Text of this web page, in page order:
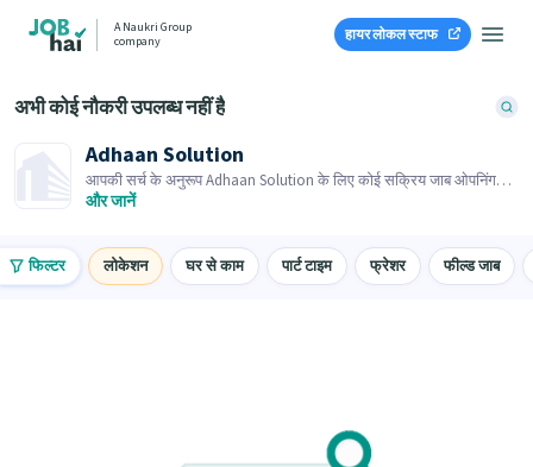
A Naukri Group
company
हायर लोकल स्टाफ
अभी कोई नौकरी उपलब्ध नहीं है
Adhaan Solution
आपकी सर्च के अनुरूप Adhaan Solution के लिए कोई सक्रिय जाब ओपनिंग
नहीं है। समान जाब ओपनिंग्स ब्राउज़ करें।
और जानें
फिल्टर लोकेशन घर से काम पार्ट टाइम फ्रेशर फील्ड जाब